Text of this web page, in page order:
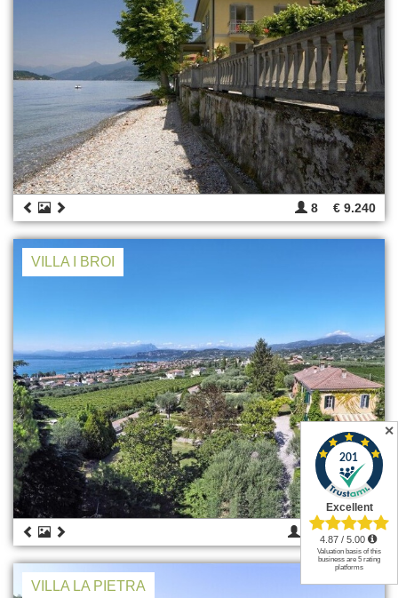
8 € 9.240
VILLA I BROI
12 € 8.750
VILLA LA PIETRA
✕